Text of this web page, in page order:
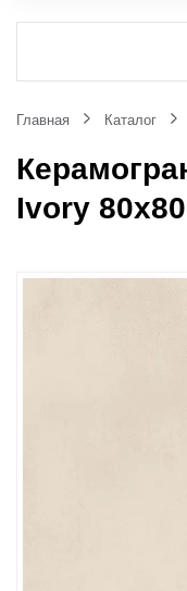
Главная Каталог
Ivory 80x80